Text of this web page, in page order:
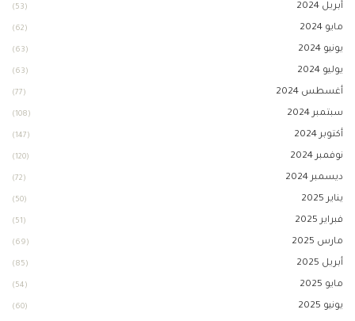
أبريل 2024 (53)
مايو 2024 (62)
يونيو 2024 (63)
يوليو 2024 (63)
أغسطس 2024 (77)
سبتمبر 2024 (108)
أكتوبر 2024 (147)
نوفمبر 2024 (120)
ديسمبر 2024 (72)
يناير 2025 (50)
فبراير 2025 (51)
مارس 2025 (69)
أبريل 2025 (85)
مايو 2025 (54)
يونيو 2025 (60)